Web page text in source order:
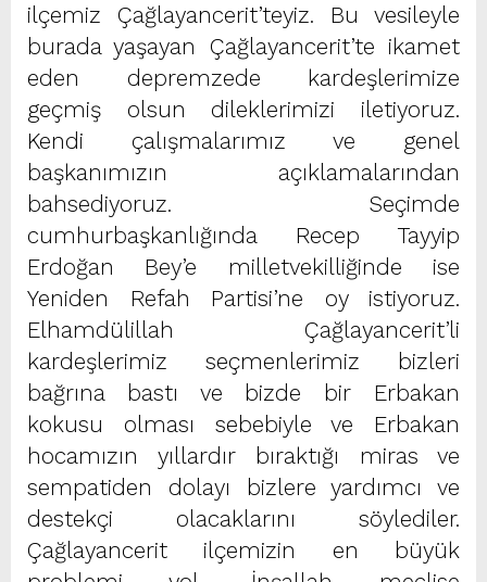
ilçemiz Çağlayancerit’teyiz. Bu vesileyle
burada yaşayan Çağlayancerit’te ikamet
eden depremzede kardeşlerimize
geçmiş olsun dileklerimizi iletiyoruz.
Kendi çalışmalarımız ve genel
başkanımızın açıklamalarından
bahsediyoruz. Seçimde
cumhurbaşkanlığında Recep Tayyip
Erdoğan Bey’e milletvekilliğinde ise
Yeniden Refah Partisi’ne oy istiyoruz.
Elhamdülillah Çağlayancerit’li
kardeşlerimiz seçmenlerimiz bizleri
bağrına bastı ve bizde bir Erbakan
kokusu olması sebebiyle ve Erbakan
hocamızın yıllardır bıraktığı miras ve
sempatiden dolayı bizlere yardımcı ve
destekçi olacaklarını söylediler.
Çağlayancerit ilçemizin en büyük